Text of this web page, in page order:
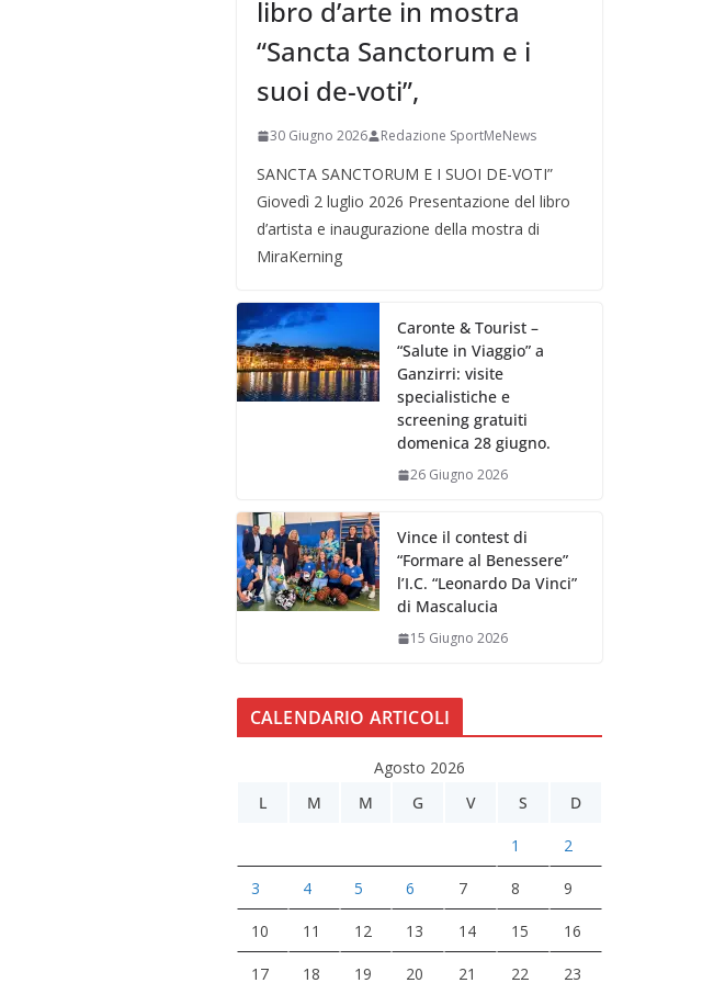
libro d’arte in mostra
“Sancta Sanctorum e i
suoi de-voti”,
30 Giugno 2026 Redazione SportMeNews
SANCTA SANCTORUM E I SUOI DE-VOTI”
Giovedì 2 luglio 2026 Presentazione del libro
d’artista e inaugurazione della mostra di
MiraKerning
Caronte & Tourist –
“Salute in Viaggio” a
Ganzirri: visite
specialistiche e
screening gratuiti
domenica 28 giugno.
26 Giugno 2026
Vince il contest di
“Formare al Benessere”
l’I.C. “Leonardo Da Vinci”
di Mascalucia
15 Giugno 2026
CALENDARIO ARTICOLI
Agosto 2026
L
M M G V S D
1 2
3 4 5 6 7 8 9
10 11 12 13 14 15 16
17 18 19 20 21 22 23